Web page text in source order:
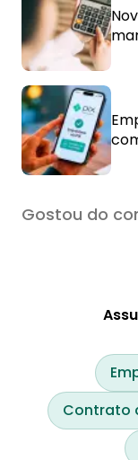
Gostou do
Contrato